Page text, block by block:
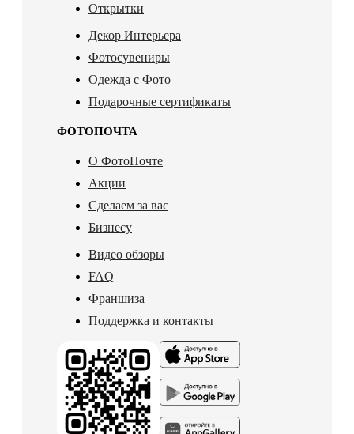
Открытки
Декор Интерьера
Фотосувениры
Одежда с Фото
Подарочные сертификаты
ФОТОПОЧТА
О ФотоПочте
Акции
Сделаем за вас
Бизнесу
Видео обзоры
FAQ
Франшиза
Поддержка и контакты